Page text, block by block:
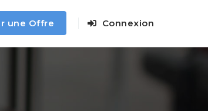
une Offre Connexion